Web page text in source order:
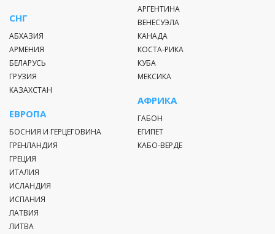
СНГ
АБХАЗИЯ
АРМЕНИЯ
БЕЛАРУСЬ
ГРУЗИЯ
КАЗАХСТАН
ЕВРОПА
БОСНИЯ И ГЕРЦЕГОВИНА
ГРЕНЛАНДИЯ
ГРЕЦИЯ
ИТАЛИЯ
ИСЛАНДИЯ
ИСПАНИЯ
ЛАТВИЯ
ЛИТВА
АРГЕНТИНА
ВЕНЕСУЭЛА
КАНАДА
КОСТА-РИКА
КУБА
МЕКСИКА
АФРИКА
ГАБОН
ЕГИПЕТ
КАБО-ВЕРДЕ